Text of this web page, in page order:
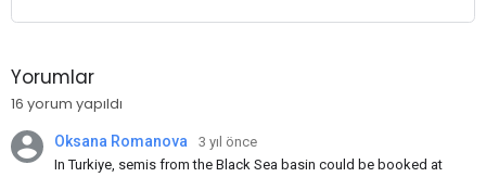
Yorumlar
16 yorum yapıldı
Oksana Romanova
3 yıl önce
In Turkiye, semis from the Black Sea basin could be booked at